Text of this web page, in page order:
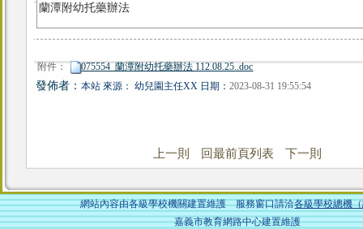
蘭潭附幼托藥辦法
附件： 075554_蘭潭附幼托藥辦法 112.08.25..doc
發佈者：本站 來源： 幼兒園主任XX 日期：2023-08-31 19:55:54
上一則 回最前頁列表 下一則
網站內容由各級學校機關建置維護 服務窗口請洽各級學校總機
嘉義市教育網路中心建置維護